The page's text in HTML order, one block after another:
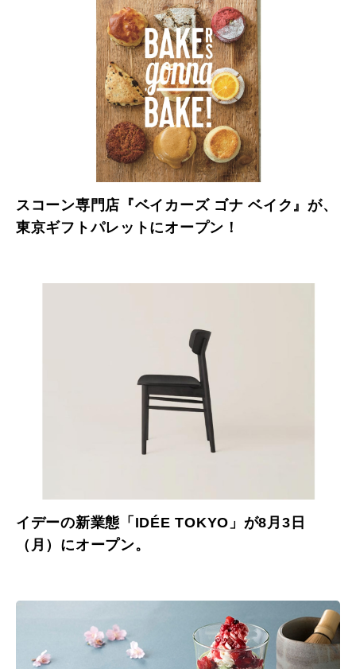
スコーン専門店『ベイカーズ ゴナ ベイク』が、
東京ギフトパレットにオープン！
イデーの新業態「IDÉE TOKYO」が8月3日
（月）にオープン。